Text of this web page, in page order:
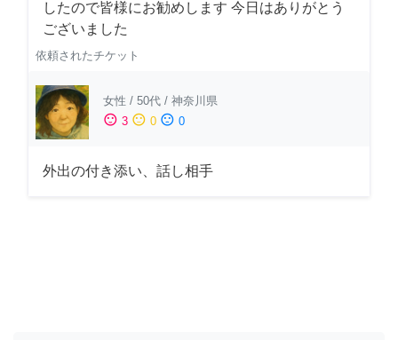
したので皆様にお勧めします 今日はありがとう
ございました
依頼されたチケット
女性 / 50代 / 神奈川県
sentiment_satisfied 3 sentiment_neutral 0 sentiment_dissatisfied 0
外出の付き添い、話し相手